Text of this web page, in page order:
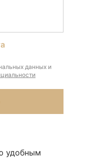
данных и
удобным